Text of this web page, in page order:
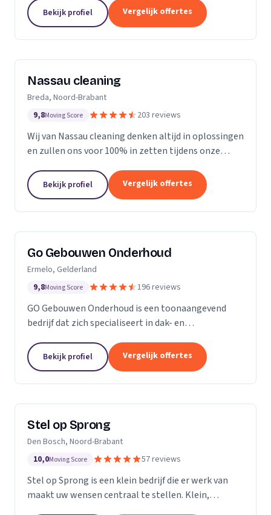
enthousiaste en vak geschoolde schoonmakers. Wij
leveren...
Bekijk profiel Vergelijk offertes
Nassau cleaning
Breda, Noord-Brabant
9,8Moving Score 203 reviews
Wij van Nassau cleaning denken altijd in oplossingen
en zullen ons voor 100% in zetten tijdens onze
Bekijk profiel Vergelijk offertes
Go Gebouwen Onderhoud
Ermelo, Gelderland
9,8Moving Score 196 reviews
GO Gebouwen Onderhoud is een toonaangevend
bedrijf dat zich specialiseert in dak- en
samenhangt. Met onze vakkundige aanpak zorgen
we ervoor dat uw pand...
Bekijk profiel Vergelijk offertes
Stel op Sprong
Den Bosch, Noord-Brabant
10,0Moving Score 57 reviews
Stel op Sprong is een klein bedrijf die er werk van
maakt uw wensen centraal te stellen. Klein,